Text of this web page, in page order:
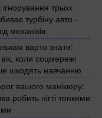
ігнорування трьох
турбіну авто -
механіків
варто знати:
коли соцмережі
шкодять навчанню
вашого манікюру:
робить нігті тонкими